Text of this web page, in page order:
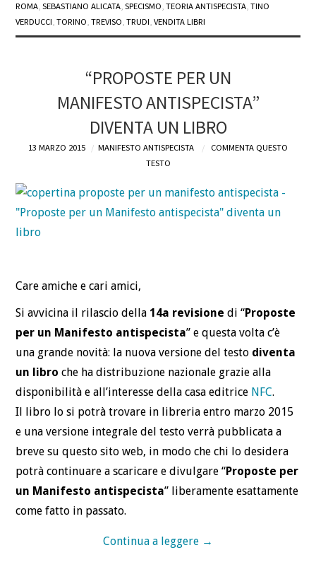
ROMA ,SEBASTIANO ALICATA ,SPECISMO ,TEORIA ANTISPECISTA ,TINO
VERDUCCI ,TORINO ,TREVISO ,TRUDI ,VENDITA LIBRI
“PROPOSTE PER UN
MANIFESTO ANTISPECISTA”
DIVENTA UN LIBRO
13 MARZO 2015 MANIFESTO ANTISPECISTA
COMMENTA QUESTO
TESTO
Care amiche e cari amici,
Si avvicina il rilascio della 14a revisione di “Proposte
per un Manifesto antispecista” e questa volta c’è
una grande novità: la nuova versione del testo diventa
un libro che ha distribuzione nazionale grazie alla
disponibilità e all’interesse della casa editrice NFC.
Il libro lo si potrà trovare in libreria entro marzo 2015
e una versione integrale del testo verrà pubblicata a
breve su questo sito web, in modo che chi lo desidera
potrà continuare a scaricare e divulgare “Proposte per
un Manifesto antispecista” liberamente esattamente
come fatto in passato.
Continua a leggere →